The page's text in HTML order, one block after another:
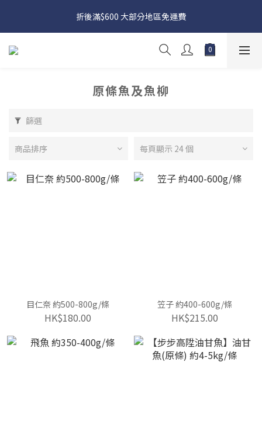
日本接近假期，貨源較不穩定；如想在 8 月 11 日至 8 月 15 日收
貨，請務必於 8 月 10 日前落單
折後滿$600 大部分地區免運費
日本接近假期，貨源較不穩定；如想在 8 月 11 日至 8 月 15 日收
貨，請務必於 8 月 10 日前落單
原條魚及魚柳
篩選
商品排序 每頁顯示 24 個
目仁奈 約500-800g/條
HK$180.00
笠子 約400-600g/條
HK$215.00